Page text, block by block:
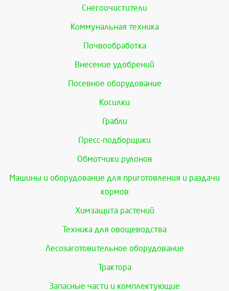
Снегоочистители
Коммунальная техника
Почвообработка
Внесение удобрений
Посевное оборудование
Косилки
Грабли
Пресс-подборщики
Обмотчики рулонов
Машины и оборудование для приготовления и раздачи
кормов
Химзащита растений
Техника для овощеводства
Лесозаготовительное оборудование
Трактора
Запасные части и комплектующие